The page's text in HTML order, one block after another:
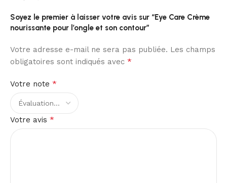
Soyez le premier à laisser votre avis sur “Eye Care Crème
nourissante pour l’ongle et son contour”
Votre adresse e-mail ne sera pas publiée. Les champs
obligatoires sont indiqués avec *
Votre note *
Votre avis *